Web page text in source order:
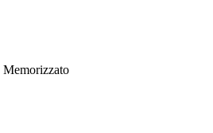
Memorizzato